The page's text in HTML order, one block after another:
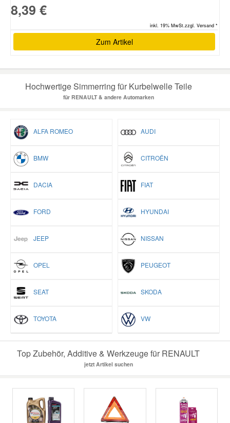
8,39 €
inkl. 19% MwSt.zzgl. Versand *
Zum Artikel
Hochwertige Simmerring für Kurbelwelle Teile
für RENAULT & andere Automarken
ALFA ROMEO AUDI
BMW CITROËN
DACIA FIAT
FORD HYUNDAI
JEEP NISSAN
OPEL PEUGEOT
SEAT SKODA
TOYOTA VW
Top Zubehör, Additive & Werkzeuge für RENAULT
jetzt Artikel suchen